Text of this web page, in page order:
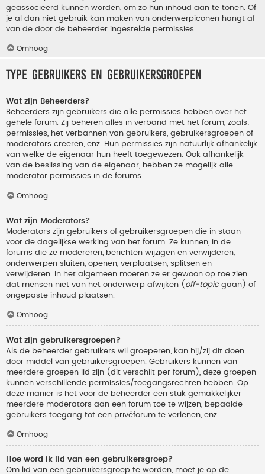
geassocieerd kunnen worden, om zo hun inhoud aan te tonen. Of
je al dan niet gebruik kan maken van onderwerpiconen hangt af
van de door de beheerder ingestelde permissies.
Omhoog
Type gebruikers en gebruikersgroepen
Wat zijn Beheerders?
Beheerders zijn gebruikers die alle permissies hebben over het
gehele forum. Zij beheren alles in verband met het forum, zoals:
permissies, het verbannen van gebruikers, gebruikersgroepen of
moderators creëren, enz. Hun permissies zijn natuurlijk afhankelijk
van welke de eigenaar hun heeft toegewezen. Ook afhankelijk
van de beslissing van de eigenaar, hebben ze mogelijk alle
moderator permissies in de forums.
Omhoog
Wat zijn Moderators?
Moderators zijn gebruikers of gebruikersgroepen die in staan
voor de dagelijkse werking van het forum. Ze kunnen, in de
forums die ze modereren, berichten wijzigen en verwijderen;
onderwerpen sluiten, openen, verplaatsen, splitsen en
verwijderen. In het algemeen moeten ze er gewoon op toe zien
dat mensen niet van het onderwerp afwijken ( off-topicgaan) of
ongepaste inhoud plaatsen.
Omhoog
Wat zijn gebruikersgroepen?
Als de beheerder gebruikers wil groeperen, kan hij/zij dit doen
door middel van gebruikersgroepen. Gebruikers kunnen van
meerdere groepen lid zijn (dit verschilt per forum), deze groepen
kunnen verschillende permissies/toegangsrechten hebben. Op
deze manier is het voor de beheerder een stuk gemakkelijker
meerdere moderators aan een forum toe te wijzen, bepaalde
gebruikers toegang tot een privéforum te verlenen, enz.
Omhoog
Hoe word ik lid van een gebruikersgroep?
Om lid van een gebruikersgroep te worden, moet je op de